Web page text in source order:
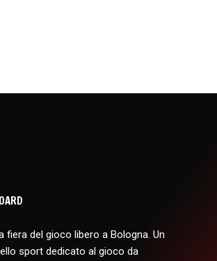
fiera del gioco libero a Bologna. Un
sport dedicato al gioco da